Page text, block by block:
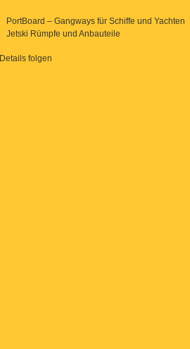
PortBoard – Gangways für Schiffe und Yachten
Jetski Rümpfe und Anbauteile
Details folgen